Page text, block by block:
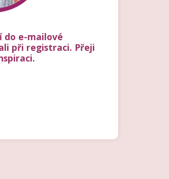
do e-mailové
při registraci. Přeji